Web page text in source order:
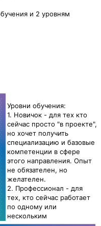
и 2 уровням
Уровни обучения:
1. Новичок - для тех кто
сейчас просто "в проекте",
но хочет получить
специализацию и базовые
компетенции в сфере
этого направления. Опыт
не обязателен, но
желателен.
2. Профессионал - для
тех, кто сейчас работает
по одному или
нескольким